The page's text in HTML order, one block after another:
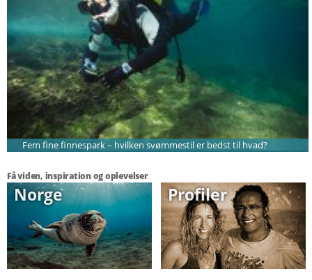
Fem fine finnespark – hvilken svømmestil er bedst til hvad?
Få viden, inspiration og oplevelser
Norge Profiler